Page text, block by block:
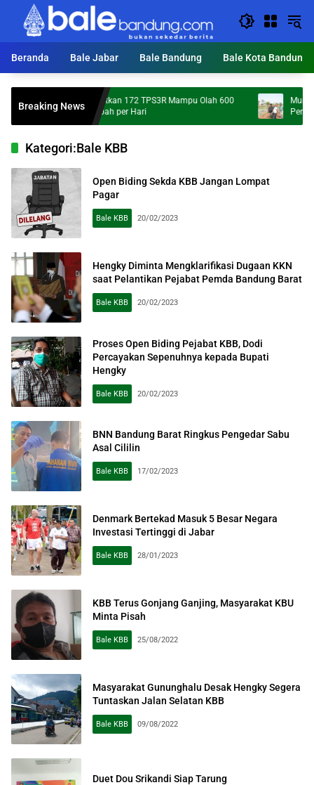
Langsung
konten
Beranda
Bale Jabar Bale Bandung Bale Kota Bandung
Breaking News
KDS Targetkan 172 TPS3R Mampu Olah 600
Ton Sampah per Hari
Mumpung
Percepatan
Kategori:Bale KBB
Open Biding Sekda KBB Jangan Lompat
Pagar
Bale KBB 20/02/2023
Hengky Diminta Mengklarifikasi Dugaan KKN
saat Pelantikan Pejabat Pemda Bandung Barat
Bale KBB 20/02/2023
Proses Open Biding Pejabat KBB, Dodi
Percayakan Sepenuhnya kepada Bupati
Hengky
Bale KBB 20/02/2023
BNN Bandung Barat Ringkus Pengedar Sabu
Asal Cililin
Bale KBB 17/02/2023
Denmark Bertekad Masuk 5 Besar Negara
Investasi Tertinggi di Jabar
Bale KBB 28/01/2023
KBB Terus Gonjang Ganjing, Masyarakat KBU
Minta Pisah
Bale KBB 25/08/2022
Masyarakat Gununghalu Desak Hengky Segera
Tuntaskan Jalan Selatan KBB
Bale KBB 09/08/2022
Duet Dou Srikandi Siap Tarung